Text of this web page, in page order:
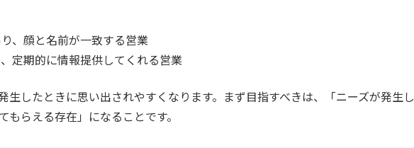
、顔と名前が一致する営業
定期的に情報提供してくれる営業
生したときに思い出されやすくなります。まず目指すべきは、「ニーズが発生し
もらえる存在」になることです。